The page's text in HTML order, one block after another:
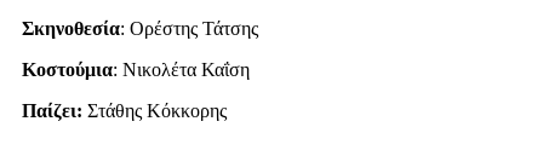
Σκηνοθεσία: Ορέστης Τάτσης
Κοστούμια: Νικολέτα Καΐση
Παίζει: Στάθης Κόκκορης